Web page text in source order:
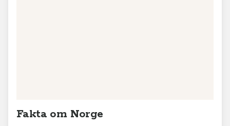
Fakta om Norge